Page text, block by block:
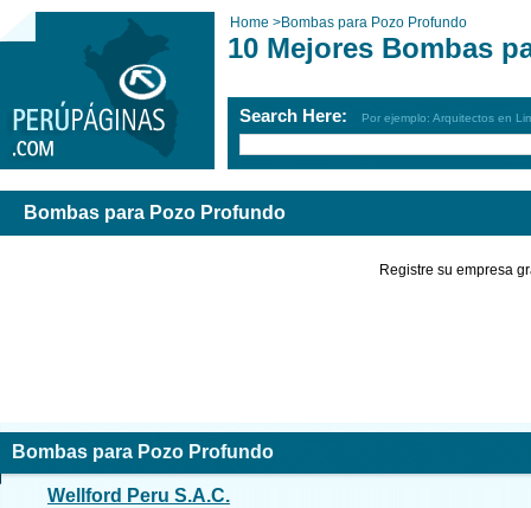
Home >Bombas para Pozo Profundo
10 Mejores Bombas
Search Here: Por ejemplo: Arquitectos en
Bombas para Pozo Profundo
Registre su empresa
Bombas para Pozo Profundo
Wellford Peru S.A.C.